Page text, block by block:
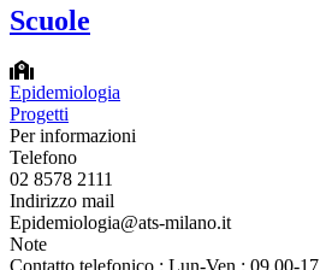
Scuole
Epidemiologia
Progetti
Per informazioni
Telefono
02 8578 2111
Indirizzo mail
Epidemiologia@ats-milano.it
Note